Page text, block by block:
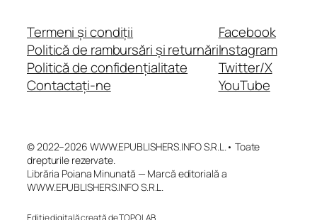
Termeni și condiții
Politică de rambursări și returnări
Politică de confidențialitate
Contactați-ne
Facebook
Instagram
Twitter/X
YouTube
© 2022–2026 WWW.EPUBLISHERS.INFO S.R.L.• Toate
drepturile rezervate.
Librăria Poiana Minunată — Marcă editorială a
WWW.EPUBLISHERS.INFO S.R.L.